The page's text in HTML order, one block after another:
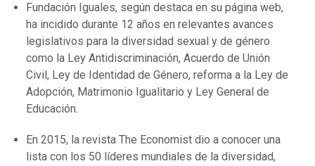
Fundación Iguales, según destaca en su página web,
ha incidido durante 12 años en relevantes avances
legislativos para la diversidad sexual y de género
como la Ley Antidiscriminación, Acuerdo de Unión
Civil, Ley de Identidad de Género, reforma a la Ley de
Adopción, Matrimonio Igualitario y Ley General de
Educación.
En 2015, la revista The Economist dio a conocer una
lista con los 50 líderes mundiales de la diversidad,